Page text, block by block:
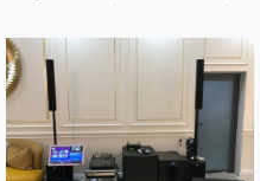
nhân viên kỹ thuật giàu kinh nghiệm
trong việc sửa chữa các thiết bị âm
với sự cố amply bị mất echo. Khi
đang hát hò hay tụ tập với bạn bè, gia
đình mà dàn âm thanh nhà bạn lại
gặp vấn đề. Những lúc như vậy hẳn
sẽ làm cho mọi người mất hứng.
Khiến cho cuộc vui bị gián đoạn bởi